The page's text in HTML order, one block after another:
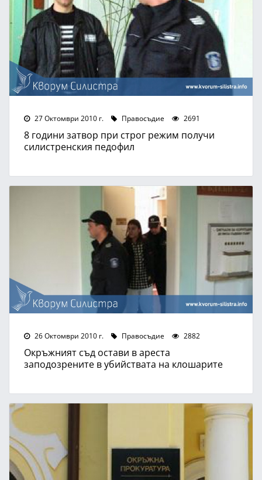
27 Октомври 2010 г. Правосъдие 2691
8 години затвор при строг режим получи
силистренския педофил
26 Октомври 2010 г. Правосъдие 2882
Окръжният съд остави в ареста
заподозрените в убийствата на клошарите